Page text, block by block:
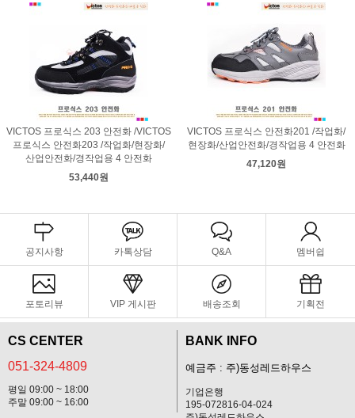
VICTOS 프로식스 203 안전화 /VICTOS
프로식스 안전화203 /작업화/현장화/
산업안전화/경작업용 4 안전화
53,440원
VICTOS 프로식스 안전화201 /작업화/
현장화/산업안전화/경작업용 4 안전화
47,120원
공지사항 카톡상담 Q&A 멤버쉽
포토리뷰 VIP 게시판 배송조회 기획전
CS CENTER
051-324-4809
평일 09:00 ~ 18:00
주말 09:00 ~ 16:00
BANK INFO
예금주 : 주)동성레드하우스
기업은행
195-072816-04-024